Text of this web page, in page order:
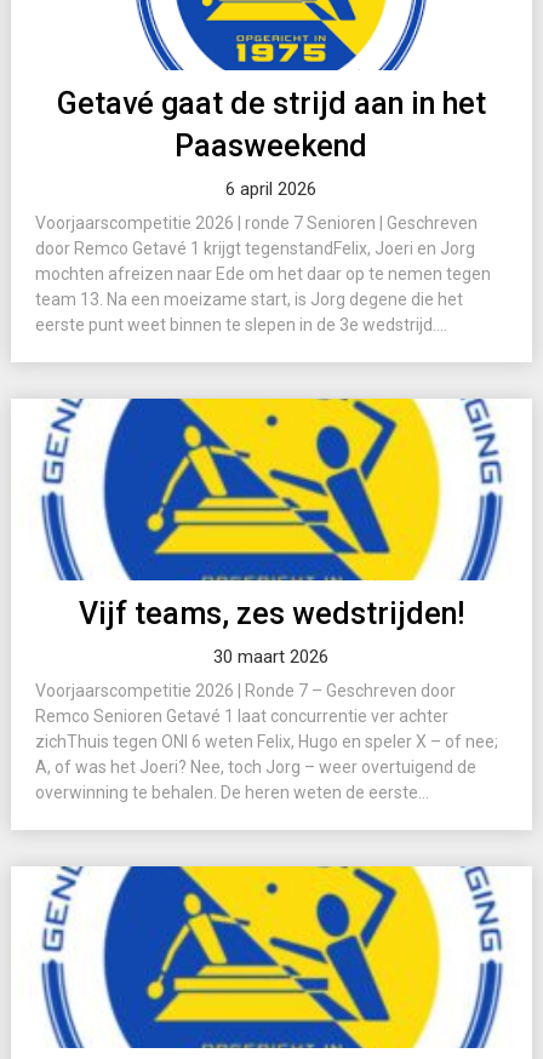
Getavé gaat de strijd aan in het
Paasweekend
6 april 2026
Voorjaarscompetitie 2026 | ronde 7 Senioren | Geschreven
door Remco Getavé 1 krijgt tegenstandFelix, Joeri en Jorg
mochten afreizen naar Ede om het daar op te nemen tegen
team 13. Na een moeizame start, is Jorg degene die het
eerste punt weet binnen te slepen in de 3e wedstrijd....
Vijf teams, zes wedstrijden!
30 maart 2026
Voorjaarscompetitie 2026 | Ronde 7 – Geschreven door
Remco Senioren Getavé 1 laat concurrentie ver achter
zichThuis tegen ONI 6 weten Felix, Hugo en speler X – of nee;
A, of was het Joeri? Nee, toch Jorg – weer overtuigend de
overwinning te behalen. De heren weten de eerste...